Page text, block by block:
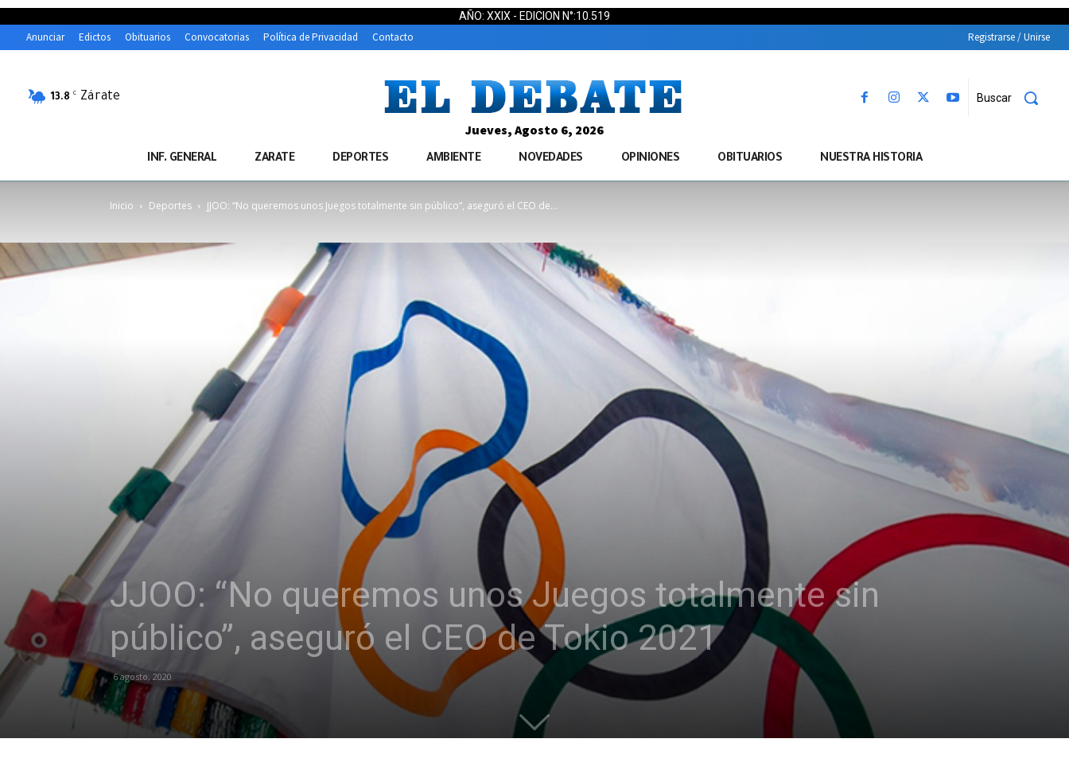
AÑO: XXIX - EDICION N°:10.519
Anunciar Edictos Obituarios Convocatorias Política de Privacidad Contacto Registrarse / Unirse
13.8 C Zárate Buscar
Jueves, Agosto 6, 2026
INF. GENERAL ZARATE DEPORTES AMBIENTE NOVEDADES OPINIONES OBITUARIOS NUESTRA HISTORIA
Inicio Deportes JJOO: “No queremos unos Juegos totalmente sin público”, aseguró el CEO de...
JJOO: “No queremos unos Juegos totalmente sin
público”, aseguró el CEO de Tokio 2021
6 agosto, 2020